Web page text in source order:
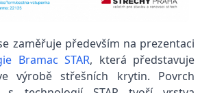
zaměřuje především na prezentaci
Bramac STAR, která představuje
výrobě střešních krytin. Povrch